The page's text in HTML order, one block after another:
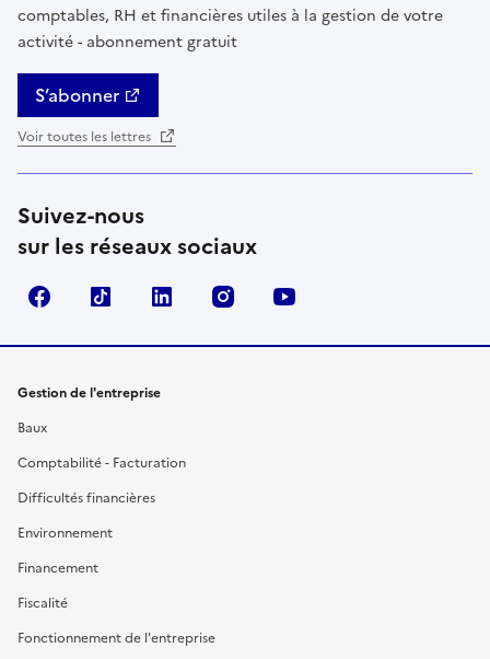
comptables, RH et financières utiles à la gestion de votre
activité - abonnement gratuit
S’abonner
Voir toutes les lettres
Suivez-nous
sur les réseaux sociaux
FacebookTikTok Linkedin Instagram
Gestion de l'entreprise
Baux
Comptabilité - Facturation
Difficultés financières
Environnement
Financement
Fiscalité
Fonctionnement de l'entreprise